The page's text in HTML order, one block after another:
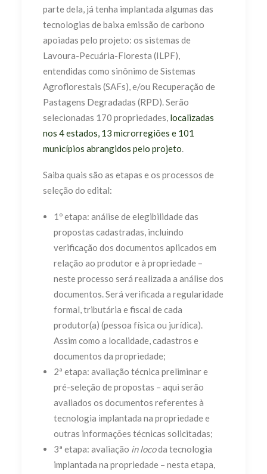
parte dela, já tenha implantada algumas das
tecnologias de baixa emissão de carbono
apoiadas pelo projeto: os sistemas de
Lavoura-Pecuária-Floresta (ILPF),
entendidas como sinônimo de Sistemas
Agroflorestais (SAFs), e/ou Recuperação de
Pastagens Degradadas (RPD). Serão
selecionadas 170 propriedades, localizadas
nos 4 estados, 13 microrregiões e 101
municípios abrangidos pelo projeto.
Saiba quais são as etapas e os processos de
seleção do edital:
1º etapa: análise de elegibilidade das
propostas cadastradas, incluindo
verificação dos documentos aplicados em
relação ao produtor e à propriedade –
neste processo será realizada a análise dos
documentos. Será verificada a regularidade
formal, tributária e fiscal de cada
produtor(a) (pessoa física ou jurídica).
Assim como a localidade, cadastros e
documentos da propriedade;
2ª etapa: avaliação técnica preliminar e
pré-seleção de propostas – aqui serão
avaliados os documentos referentes à
tecnologia implantada na propriedade e
outras informações técnicas solicitadas;
3ª etapa: avaliação in locoda tecnologia
implantada na propriedade – nesta etapa,